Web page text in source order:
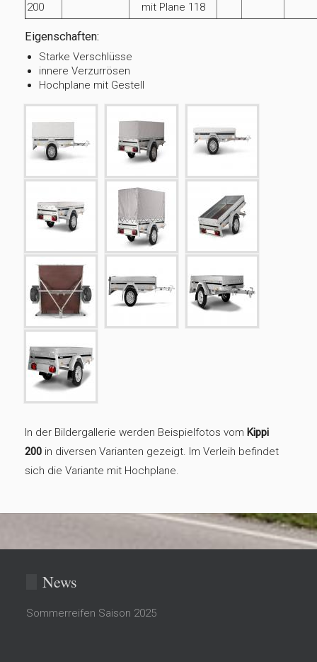
200
mit Plane 118
Eigenschaften:
Starke Verschlüsse
innere Verzurrösen
Hochplane mit Gestell
In der Bildergallerie werden Beispielfotos vom Kippi
200 in diversen Varianten gezeigt. Im Verleih befindet
sich die Variante mit Hochplane.
News
Sommerreifen Saison 2025